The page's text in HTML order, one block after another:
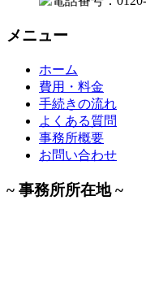
メニュー
ホーム
費用・料金
手続きの流れ
よくある質問
事務所概要
お問い合わせ
~ 事務所所在地 ~